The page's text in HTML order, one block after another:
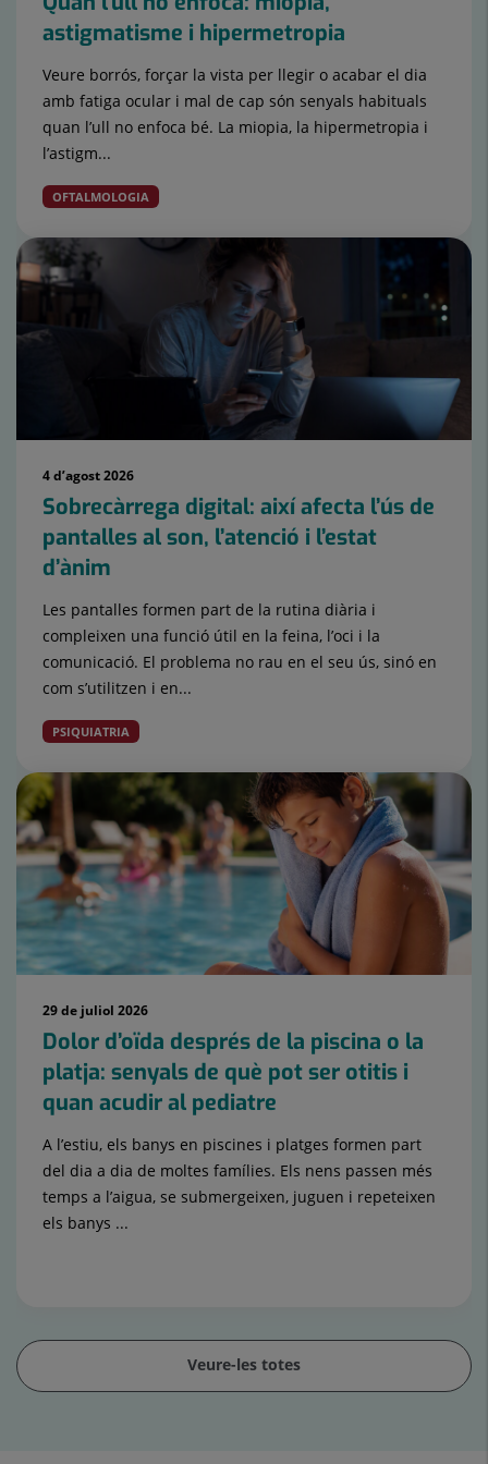
astigmatisme i hipermetropia
Veure borrós, forçar la vista per llegir o acabar el dia
amb fatiga ocular i mal de cap són senyals habituals
quan l’ull no enfoca bé. La miopia, la hipermetropia i
l’astigm...
OFTALMOLOGIA
4 d’agost 2026
Sobrecàrrega digital: així afecta l’ús de
pantalles al son, l’atenció i l’estat
d’ànim
Les pantalles formen part de la rutina diària i
compleixen una funció útil en la feina, l’oci i la
comunicació. El problema no rau en el seu ús, sinó en
com s’utilitzen i en...
PSIQUIATRIA
29 de juliol 2026
Dolor d’oïda després de la piscina o la
platja: senyals de què pot ser otitis i
quan acudir al pediatre
A l’estiu, els banys en piscines i platges formen part
del dia a dia de moltes famílies. Els nens passen més
temps a l’aigua, se submergeixen, juguen i repeteixen
els banys ...
Veure-les totes